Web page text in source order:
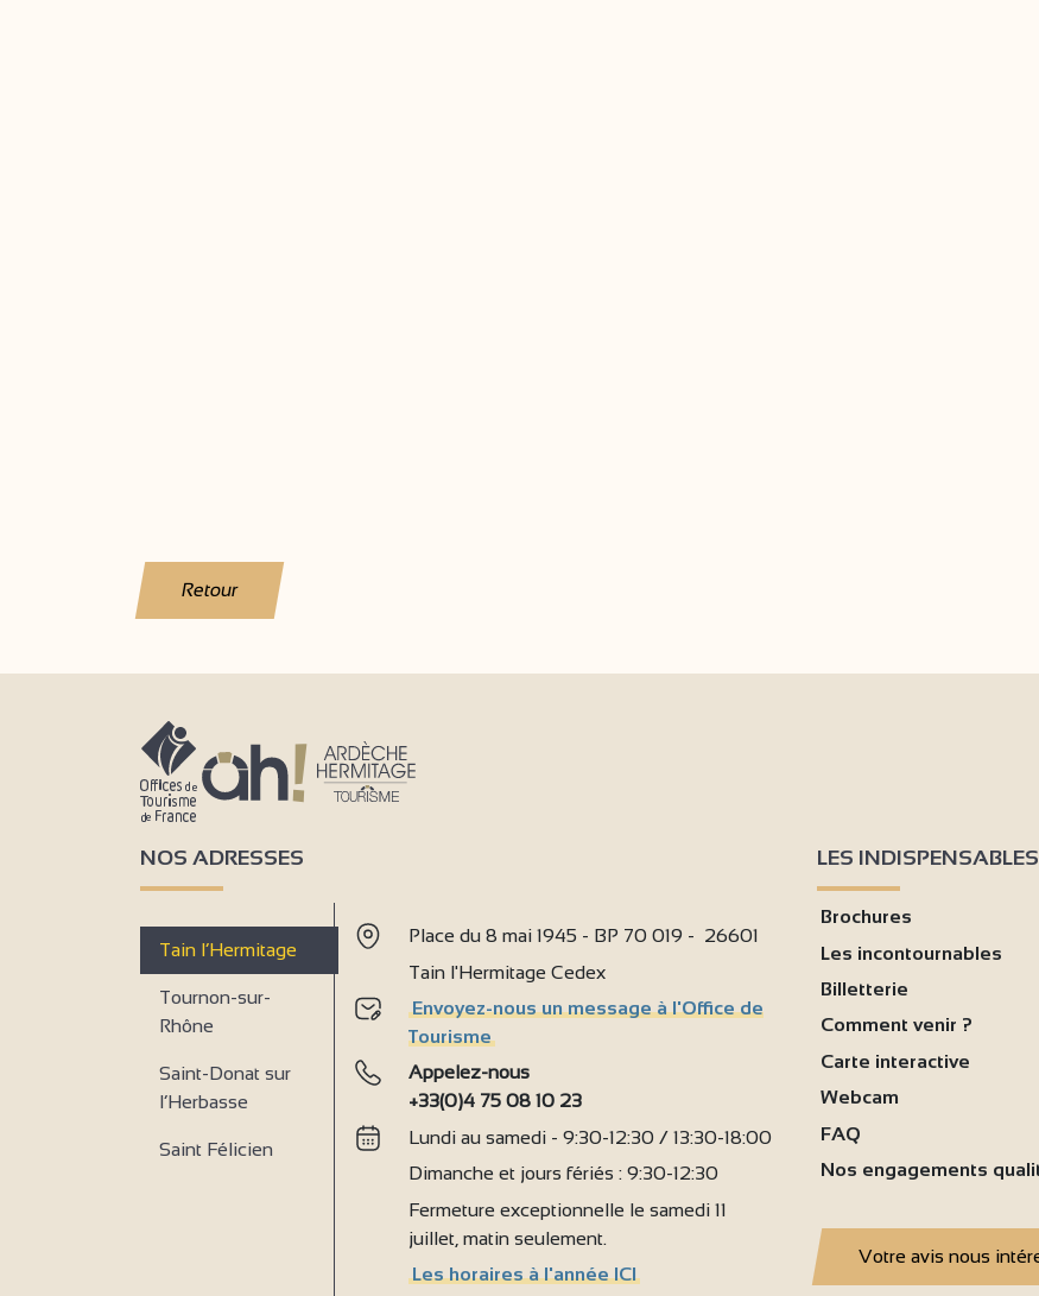
Retour
NOS ADRESSES
Tain l’Hermitage
Tournon-sur-
Rhône
Saint-Donat sur
l’Herbasse
Saint Félicien
Place du 8 mai 1945 - BP 70 019 - 26601
Tain l'Hermitage Cedex
Envoyez-nous un message à l'Office de
Tourisme
Appelez-nous
+33(0)4 75 08 10 23
Lundi au samedi - 9:30-12:30 / 13:30-18:00
Dimanche et jours fériés : 9:30-12:30
Fermeture exceptionnelle le samedi 11
juillet, matin seulement.
Les horaires à l'année ICI
LES INDISPENSABLES
Brochures
Les incontournables
Billetterie
Comment venir ?
Carte interactive
Webcam
FAQ
Nos engagements
Votre avis nous